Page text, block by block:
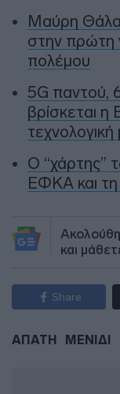
Μαύρη
στην πρώτη
πολέμου
5G παντού,
βρίσκεται
Ο “χάρτης”
ΕΦΚΑ και
και
Share
ΑΠΑΤΗ ΜΕΝΙΔΙ